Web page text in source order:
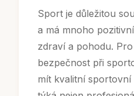
Sport je důležitou
a má mnoho
zdraví a pohodu.
bezpečnost při
mít kvalitní sportovní